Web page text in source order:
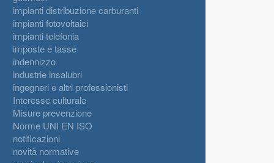
impianti distribuzione carburanti
impianti fotovoltaici
impianti telefonia
imposte e tasse
indennizzo
industrie insalubri
ingegneri e altri professionisti
Interesse culturale
Misure prevenzione
Norme UNI EN ISO
notificazioni
novità normative